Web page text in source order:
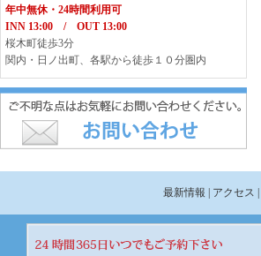
年中無休・24時間利用可
INN 13:00 / OUT 13:00
桜木町徒歩3分
関内・日ノ出町、各駅から徒歩１０分圏内
最新情報 | アクセス